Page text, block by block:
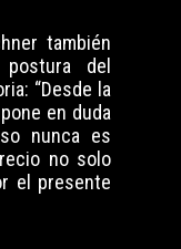
también
del
“Desde la
en duda
nunca es
no solo
el presente